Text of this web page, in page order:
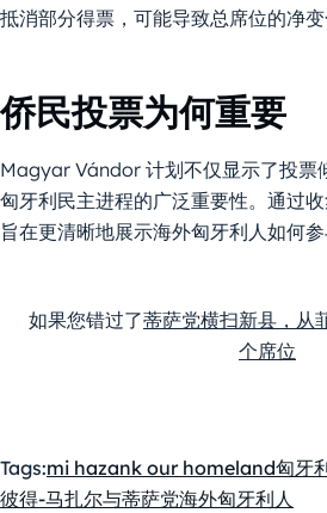
抵消部分得票，可能导致总席位的净变
侨民投票为何重要
Magyar Vándor 计划不仅显示了投票
匈牙利民主进程的广泛重要性。通过
旨在更清晰地展示海外匈牙利人如何参
如果您错过了蒂萨党横扫新县，从
个席位
Tags:mi hazank our homeland匈牙
彼得-马扎尔与蒂萨党海外匈牙利人